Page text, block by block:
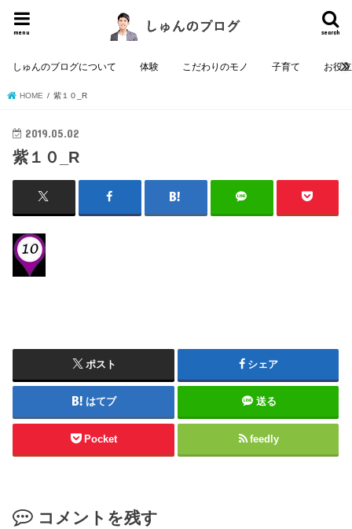
search
menu
しゅんのブログについて 体験 こだわりのモノ 子育て お役
HOME 紫１０_R
2019.05.02
紫１０_R
ポスト シェア
はてブ 送る
Pocket feedly
コメントを残す